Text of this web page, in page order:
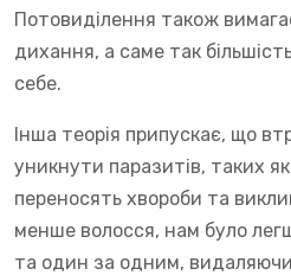
Потовиділення також
дихання, а саме так
себе.
Інша теорія припускає, що
уникнути паразитів, таких як
переносять хвороби та
менше волосся, нам було
та один за одним,